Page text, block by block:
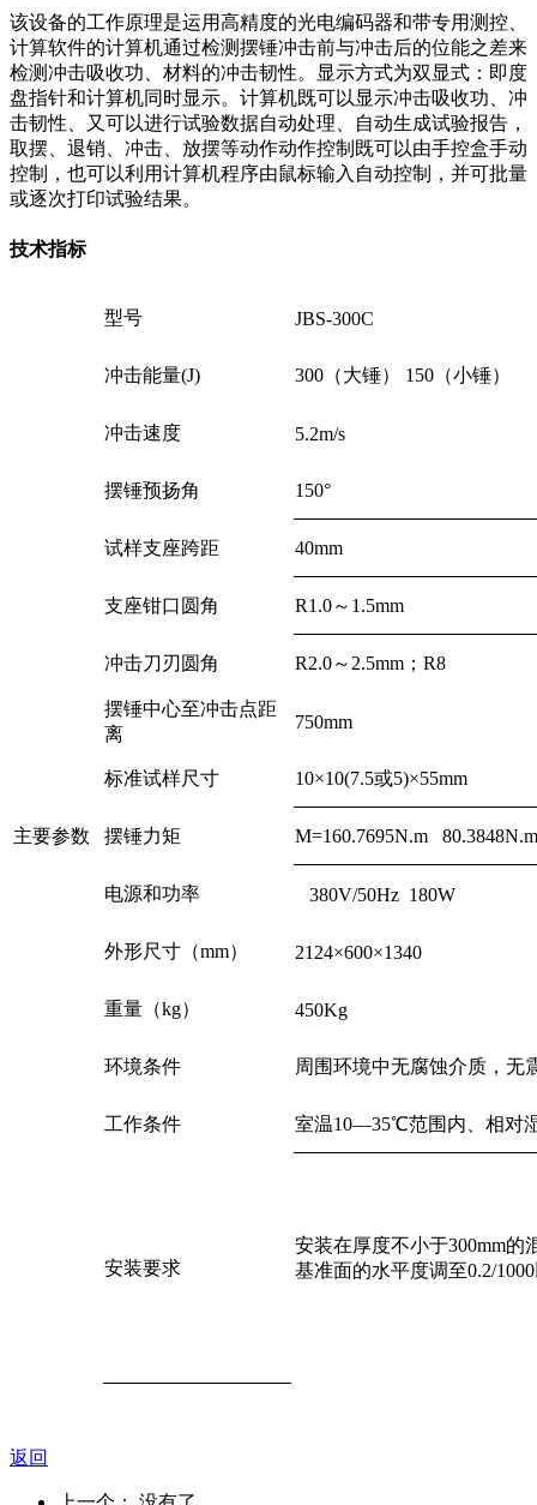
该设备的工作原理是运用高精度的光电编码器和带专用测控、
计算软件的计算机通过检测摆锤冲击前与冲击后的位能之差来
检测冲击吸收功、材料的冲击韧性。显示方式为双显式：即度
盘指针和计算机同时显示。计算机既可以显示冲击吸收功、冲
击韧性、又可以进行试验数据自动处理、自动生成试验报告，
取摆、退销、冲击、放摆等动作动作控制既可以由手控盒手动
控制，也可以利用计算机程序由鼠标输入自动控制，并可批量
或逐次打印试验结果。
技术指标
主要参数
型号 JBS-300C
冲击能量(J) 300（大锤） 150（小锤）
冲击速度 5.2m/s
摆锤预扬角 150°
试样支座跨距 40mm
支座钳口圆角 R1.0～1.5mm
冲击刀刃圆角 R2.0～2.5mm；R8
摆锤中心至冲击点距
离
750mm
标准试样尺寸 10×10(7.5或5)×55mm
摆锤力矩 M=160.7695N.m 80.3848N.m
电源和功率 380V/50Hz 180W
外形尺寸（mm） 2124×600×1340
重量（kg） 450Kg
环境条件 周围环境中无腐蚀介质，无
工作条件 室温10—35℃范围内、相对
安装要求
安装在厚度不小于300mm的
基准面的水平度调至0.2/
返回